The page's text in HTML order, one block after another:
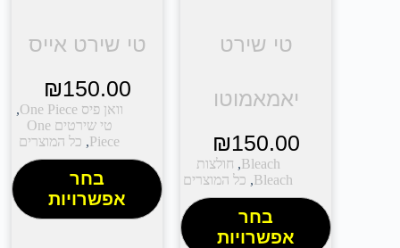
טי שירט
יאמאמוטו
₪150.00
Bleach
, חולצות
Bleach
, כל המוצרים
בחר
אפשרויות
טי שירט אייס
₪150.00
וואן פיס One Piece
,
טי שירטים One
Piece
, כל המוצרים
בחר
אפשרויות